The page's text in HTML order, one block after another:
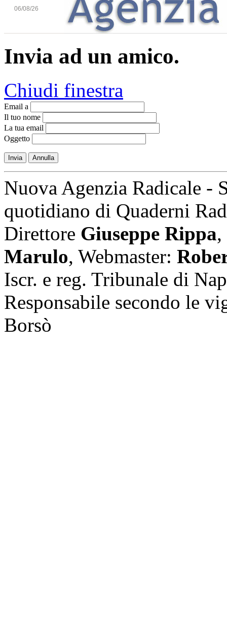
06/08/26
Invia ad un amico.
Chiudi finestra
Email a
Il tuo nome
La tua email
Oggetto
Invia Annulla
Nuova Agenzia Radicale -
quotidiano di Quaderni
Direttore Giuseppe Rippa,
Marulo, Webmaster:
Iscr. e reg. Tribunale di
Responsabile secondo le
Borsò